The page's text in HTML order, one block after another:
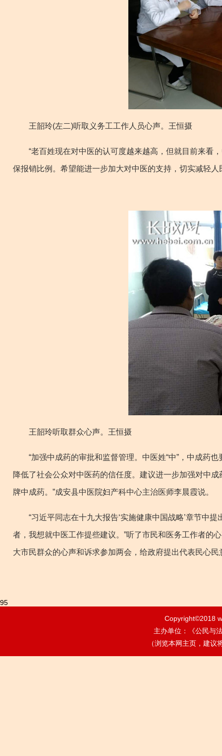
王韶玲(左二)听取义务工工作人员心声。王恒摄
“老百姓现在对中医的认可度越来越高，但就目前来看，
保报销比例。希望能进一步加大对中医的支持，切实减轻
王韶玲听取群众心声。王恒摄
“加强中成药的审批和监督管理。中医姓“中”，中成药也
降低了社会公众对中医药的信任度。建议进一步加强对中
牌中成药。”成安县中医院妇产科中心主治医师李晨霞说。
“习近平同志在十九大报告‘实施健康中国战略’章节中提
者，我想就中医工作提些建议。”听了市民和医务工作者的
大市民群众的心声和诉求参加两会，给政府提出代表民心民
95
Copyright©2018
主办单位：《公民与
（浏览本网主页，建